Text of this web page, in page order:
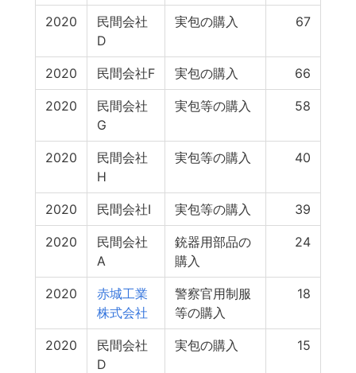
2020
民間会社
D
実包の購入 67
2020 民間会社F 実包の購入 66
2020
民間会社
G
実包等の購入 58
2020
民間会社
H
実包等の購入 40
2020 民間会社I 実包等の購入 39
2020
民間会社
A
銃器用部品の
購入
24
2020
赤城工業
株式会社
警察官用制服
等の購入
18
2020
民間会社
D
実包の購入 15